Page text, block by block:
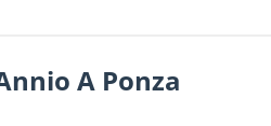
A Ponza